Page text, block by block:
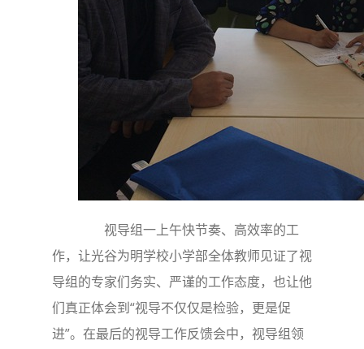
视导组一上午快节奏、高效率的工
作，让光谷为明学校小学部全体教师见证了视
导组的专家们务实、严谨的工作态度，也让他
们真正体会到“视导不仅仅是检验，更是促
进”。在最后的视导工作反馈会中，视导组领